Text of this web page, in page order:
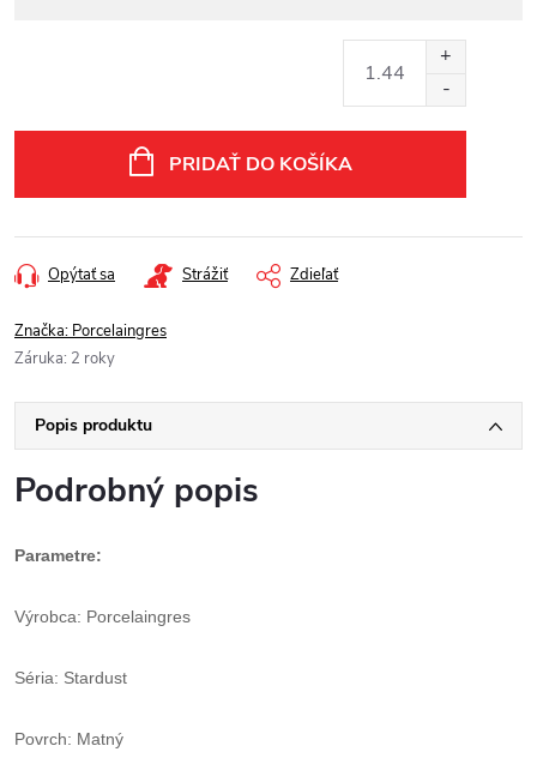
PRIDAŤ DO KOŠÍKA
Opýtať sa Strážiť Zdieľať
Značka: Porcelaingres
Záruka: 2 roky
Popis produktu
Podrobný popis
Parametre:
Výrobca: Porcelaingres
Séria: Stardust
Povrch: Matný